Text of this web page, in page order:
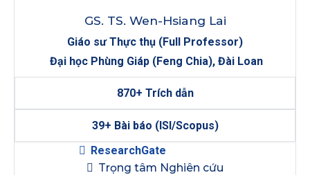
GS. TS. Wen-Hsiang Lai
Giáo sư Thực thụ (Full Professor)
Đại học Phùng Giáp (Feng Chia), Đài Loan
870+ Trích dẫn
39+ Bài báo (ISI/Scopus)
ResearchGate
Trọng tâm Nghiên cứu